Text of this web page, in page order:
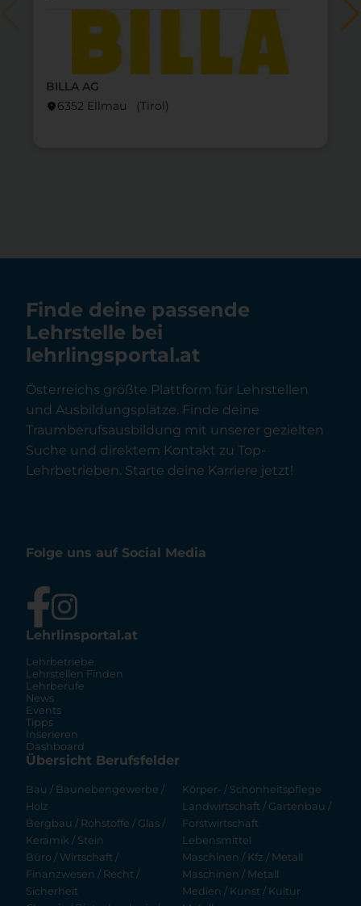
BILLA AG
location_on6352 Ellmau (Tirol)
Finde deine passende
Lehrstelle bei
lehrlingsportal.at
Österreichs größte Plattform für Lehrstellen
und Ausbildungsplätze. Finde deine
Traumberufsausbildung mit unserer gezielten
Suche und direktem Kontakt zu Top-
Lehrbetrieben. Starte deine Karriere jetzt!
Folge uns auf Social Media
Lehrlinsportal.at
Lehrbetriebe
Lehrstellen Finden
Lehrberufe
News
Events
Tipps
Inserieren
Dashboard
Übersicht Berufsfelder
Bau / Baunebengewerbe /
Holz
Bergbau / Rohstoffe / Glas /
Keramik / Stein
Büro / Wirtschaft /
Finanzwesen / Recht /
Sicherheit
Körper- / Schönheitspflege
Landwirtschaft / Gartenbau /
Forstwirtschaft
Lebensmittel
Maschinen / Kfz / Metall
Maschinen / Metall
Medien / Kunst / Kultur